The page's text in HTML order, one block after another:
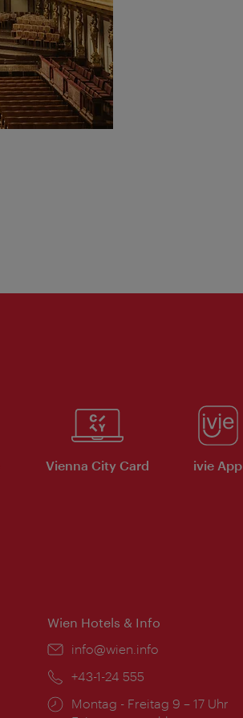
Vienna City Card ivie App
Wien Hotels & Info
Email:
info@wien.info
Telefon:
+43-1-24 555
Öffnungszeiten:
Montag - Freitag 9 – 17 Uhr